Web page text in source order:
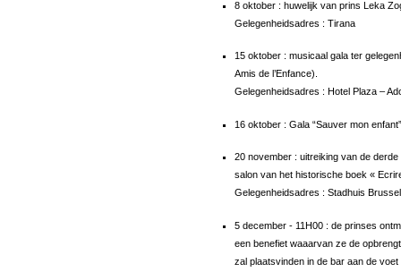
8 oktober : huwelijk van prins Leka
Gelegenheidsadres : Tirana
15 oktober : musicaal gala ter
Amis de l’Enfance).
Gelegenheidsadres : Hotel Plaza –
16 oktober : Gala “Sauver mon
20 november : uitreiking van de
salon van het historische boek «
Gelegenheidsadres : Stadhuis
5 december - 11H00 : de prinses
een benefiet waaarvan ze de
zal plaatsvinden in de bar aan de voet